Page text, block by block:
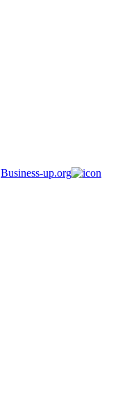
Business-up.org